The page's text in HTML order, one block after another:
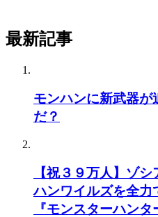
最新記事
モンハンに新武器が
だ？
【祝３９万人】ゾ
ハンワイルズを全力
『モンスターハンタ